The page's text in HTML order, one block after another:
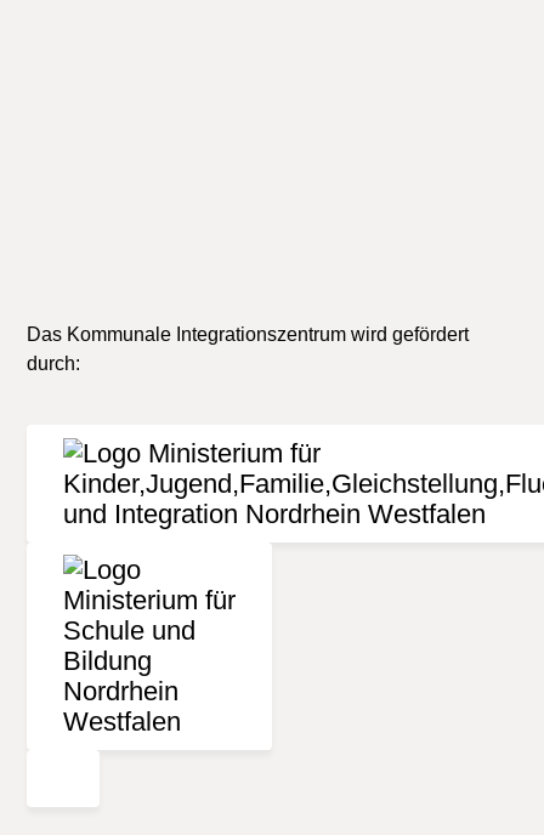
Das Kommunale Integrationszentrum wird gefördert
durch: